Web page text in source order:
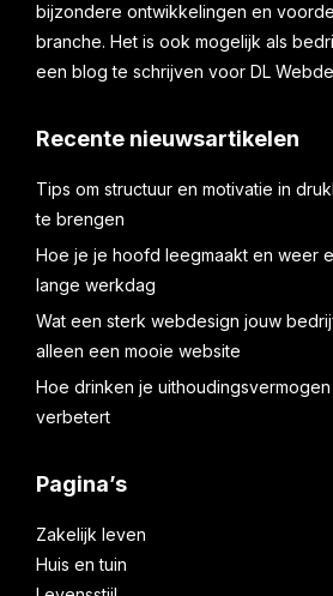
bijzondere ontwikkelingen en
branche. Het is ook mogelijk als
een blog te schrijven voor DL
Recente nieuwsartikelen
Tips om structuur en motivatie in
te brengen
Hoe je je hoofd leegmaakt en weer
lange werkdag
Wat een sterk webdesign jouw
alleen een mooie website
Hoe drinken je
verbetert
Pagina’s
Zakelijk leven
Huis en tuin